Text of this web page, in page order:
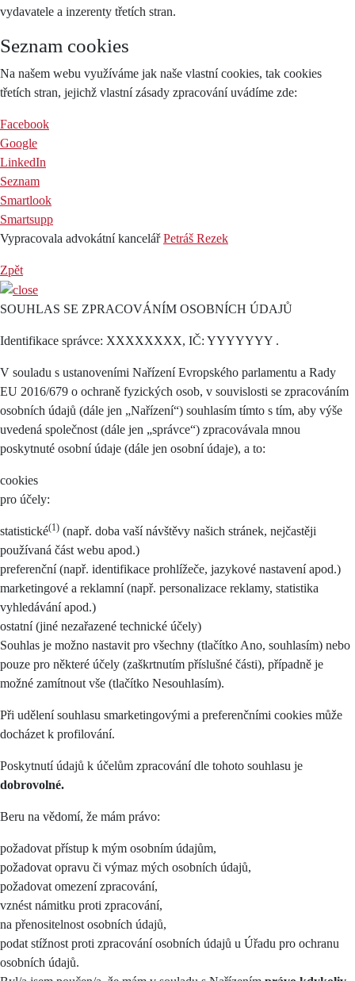
vydavatele a inzerenty třetích stran.
Seznam cookies
Na našem webu využíváme jak naše vlastní cookies, tak cookies
třetích stran, jejichž vlastní zásady zpracování uvádíme zde:
Facebook
Google
LinkedIn
Seznam
Smartlook
Smartsupp
Vypracovala advokátní kancelářPetráš Rezek
Zpět
SOUHLAS SE ZPRACOVÁNÍM OSOBNÍCH ÚDAJŮ
Identifikace správce: XXXXXXXX, IČ: YYYYYYY .
V souladu s ustanoveními Nařízení Evropského parlamentu a Rady
EU 2016/679 o ochraně fyzických osob, v souvislosti se zpracováním
osobních údajů (dále jen „Nařízení“) souhlasím tímto s tím, aby výše
uvedená společnost (dále jen „správce“) zpracovávala mnou
poskytnuté osobní údaje (dále jen osobní údaje), a to:
cookies
pro účely:
statistické(1) (např. doba vaší návštěvy našich stránek, nejčastěji
používaná část webu apod.)
preferenční (např. identifikace prohlížeče, jazykové nastavení apod.)
marketingové a reklamní (např. personalizace reklamy, statistika
vyhledávání apod.)
ostatní (jiné nezařazené technické účely)
Souhlas je možno nastavit pro všechny (tlačítko Ano, souhlasím) nebo
pouze pro některé účely (zaškrtnutím příslušné části), případně je
možné zamítnout vše (tlačítko Nesouhlasím).
Při udělení souhlasu smarketingovými a preferenčními cookies může
docházet k profilování.
Poskytnutí údajů k účelům zpracování dle tohoto souhlasu je
dobrovolné.
Beru na vědomí, že mám právo:
požadovat přístup k mým osobním údajům,
požadovat opravu či výmaz mých osobních údajů,
požadovat omezení zpracování,
vznést námitku proti zpracování,
na přenositelnost osobních údajů,
podat stížnost proti zpracování osobních údajů u Úřadu pro ochranu
osobních údajů.